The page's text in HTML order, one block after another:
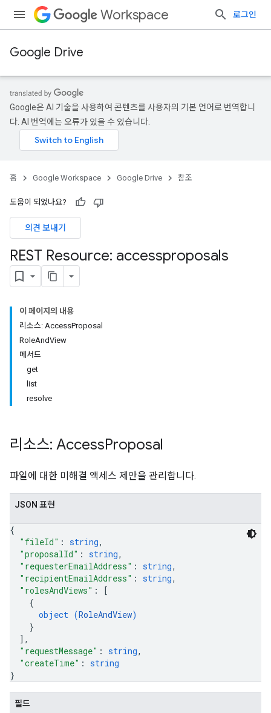
Workspace 로그인
Google Drive
Google은 AI 기술을 사용하여 콘텐츠를 사용자의 기본 언어로 번역합니
다. AI 번역에는 오류가 있을 수 있습니다.
홈 Google Workspace Google Drive 참조
도움이 되었나요?
의견 보내기
REST Resource: accessproposals
이 페이지의 내용
리소스: AccessProposal
RoleAndView
메서드
get
list
resolve
리소스: AccessProposal
파일에 대한 미해결 액세스 제안을 관리합니다.
JSON 표현
{
"fileId" : string,
"proposalId" : string,
"requesterEmailAddress" : string,
"recipientEmailAddress" : string,
"rolesAndViews" :
[
{
object (RoleAndView)
}
] ,
"requestMessage" : string,
"createTime" : string
}
필드